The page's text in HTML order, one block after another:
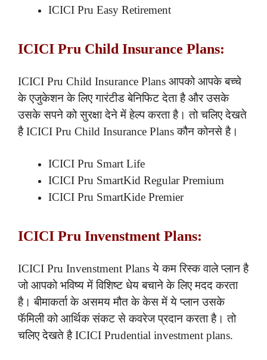
ICICI Pru Easy Retirement
ICICI Pru Child Insurance Plans:
ICICI Pru Child Insurance Plans आपको आपके बच्चे
के एजुकेशन के लिए गारंटीड बेनिफिट देता है और उसके
उसके सपने को सुरक्षा देने में हेल्प करता है। तो चलिए देखते
है ICICI Pru Child Insurance Plans कौन कोनसे है।
ICICI Pru Smart Life
ICICI Pru SmartKid Regular Premium
ICICI Pru SmartKide Premier
ICICI Pru Invenstment Plans:
ICICI Pru Invenstment Plans ये कम रिस्क वाले प्लान है
जो आपको भविष्य में विशिष्ट धेय बचाने के लिए मदद करता
है। बीमाकर्ता के असमय मौत के केस में ये प्लान उसके
फॅमिली को आर्थिक संकट से कवरेज प्रदान करता है। तो
चलिए देखते है ICICI Prudential investment plans.